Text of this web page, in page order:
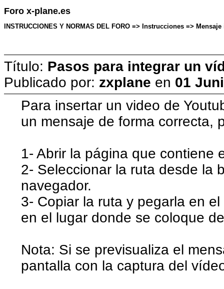
Foro x-plane.es
INSTRUCCIONES Y NORMAS DEL FORO => Instrucciones =>
Título: Pasos para integrar un
Publicado por: zxplane en 01
Para insertar un video de
un mensaje de forma correcta,
1- Abrir la página que contiene
2- Seleccionar la ruta desde la
navegador.
3- Copiar la ruta y pegarla en
en el lugar donde se coloque
Nota: Si se previsualiza el
pantalla con la captura del